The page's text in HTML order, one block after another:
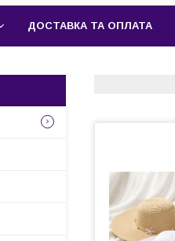
ДОСТАВКА ТА ОПЛАТА